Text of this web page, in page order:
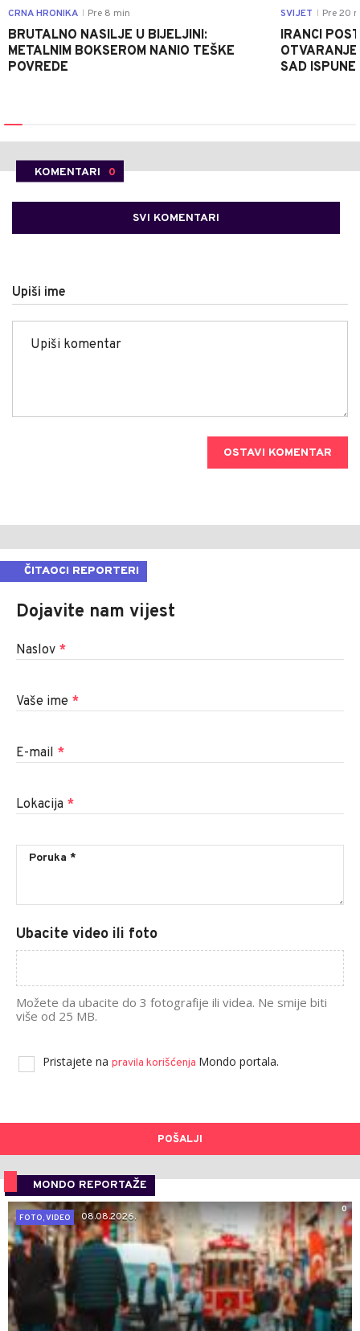
CRNA HRONIKA Pre 8 min
BRUTALNO NASILJE U BIJELJINI:
METALNIM BOKSEROM NANIO TEŠKE
POVREDE
SVIJET Pre 20
IRANCI
SAD
KOMENTARI 0
SVI KOMENTARI
Upiši ime
OSTAVI KOMENTAR
ČITAOCI REPORTERI
Dojavite nam vijest
Naslov *
Vaše ime *
E-mail *
Lokacija *
Ubacite video ili foto
Možete da ubacite do 3 fotografije ili videa. Ne smije biti
više od 25 MB.
Pristajete na pravila korišćenja Mondo portala.
POŠALJI
MONDO REPORTAŽE
0
FOTO, VIDEO
08.08.2026.